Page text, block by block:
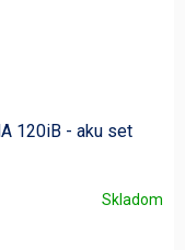
120iB - aku set
Skladom